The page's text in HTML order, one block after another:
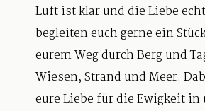
Luft ist klar und die Liebe
begleiten euch gerne ein
eurem Weg durch Berg und
Wiesen, Strand und Meer.
eure Liebe für die Ewigkeit in